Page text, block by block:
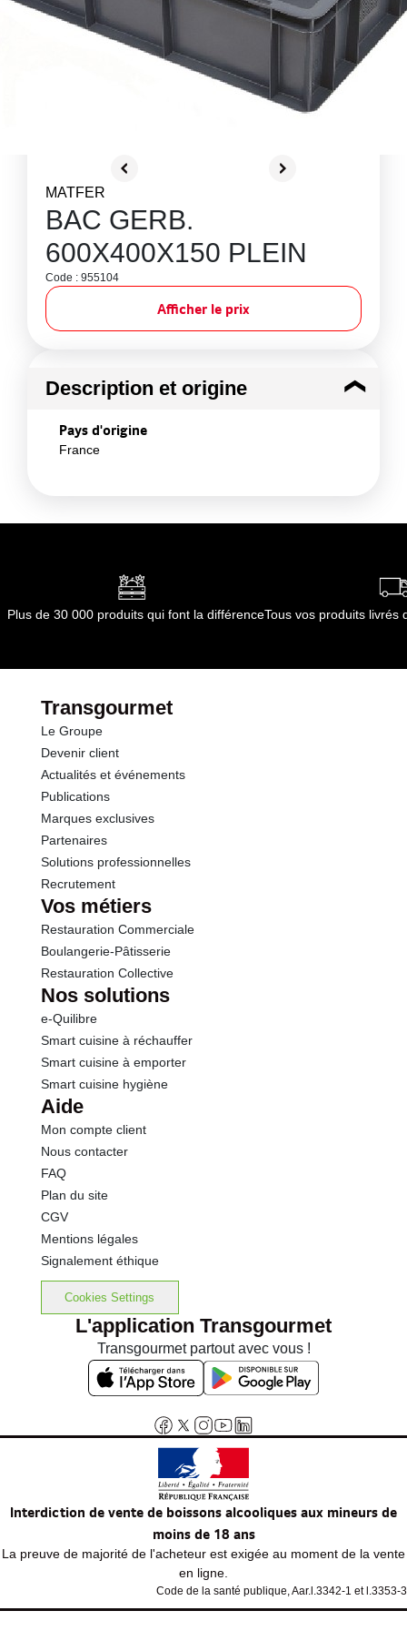
MATFER
BAC GERB.
600X400X150 PLEIN
Code : 955104
Afficher le prix
Description et origine
Pays d'origine
France
Plus de 30 000 produits qui font la différenceTous vos produits livrés
Transgourmet
Le Groupe
Devenir client
Actualités et événements
Publications
Marques exclusives
Partenaires
Solutions professionnelles
Recrutement
Vos métiers
Restauration Commerciale
Boulangerie-Pâtisserie
Restauration Collective
Nos solutions
e-Quilibre
Smart cuisine à réchauffer
Smart cuisine à emporter
Smart cuisine hygiène
Aide
Mon compte client
Nous contacter
FAQ
Plan du site
CGV
Mentions légales
Signalement éthique
Cookies Settings
L'application Transgourmet
Transgourmet partout avec vous !
Interdiction de vente de boissons alcooliques aux mineurs de
moins de 18 ans
La preuve de majorité de l'acheteur est exigée au moment de la vente
en ligne.
Code de la santé publique, Aar.l.3342-1 et l.3353-3